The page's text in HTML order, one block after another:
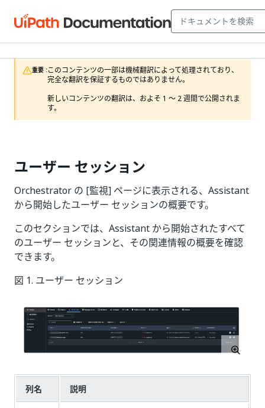
重要 :このコンテンツの一部は機械翻訳によって処理されており、
完全な翻訳を保証するものではありません。
新しいコンテンツの翻訳は、およそ 1 ～ 2 週間で公開されま
す。
ユーザー セッション
Orchestrator の [監視] ページに表示される、Assistant
から開始したユーザー セッションの概要です。
このセクションでは、Assistant から開始されたすべて
のユーザー セッションと、その関連情報の概要を確認
できます。
図 1. ユーザー セッション
列名 説明